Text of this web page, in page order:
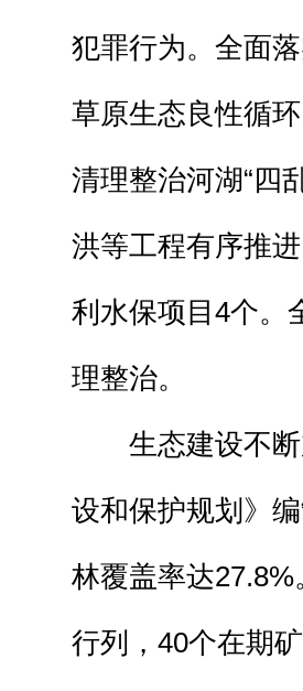
犯罪行为。全面
草原生态良性循
清理整治河湖“四
洪等工程有序推
利水保项目4个。
理整治。
生态建设不断
设和保护规划》
林覆盖率达
行列，40个在期